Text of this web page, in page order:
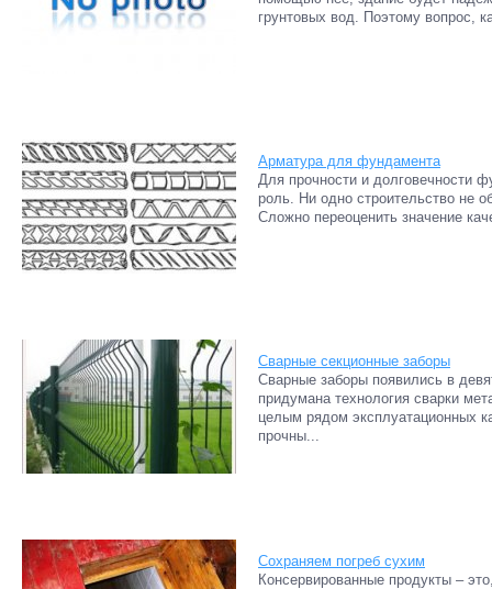
грунтовых вод. Поэтому вопрос,
Арматура для фундамента
Для прочности и долговечности
роль. Ни одно строительство не
Сложно переоценить значение
Сварные секционные заборы
Сварные заборы появились в
придумана технология сварки
целым рядом эксплуатационных
прочны...
Сохраняем погреб сухим
Консервированные продукты –